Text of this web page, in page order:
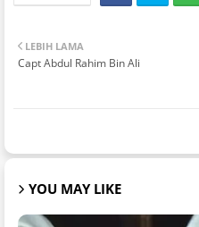
LEBIH LAMA
Capt Abdul Rahim Bin Ali
YOU MAY LIKE